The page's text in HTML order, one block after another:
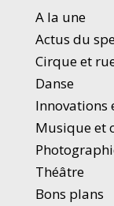
A la une
Actus du
Cirque et
Danse
Innovations
Musique et
Théâtre
Bons plans